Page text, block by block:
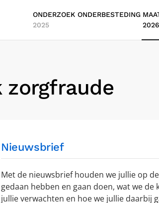
ONDERZOEK ONDERBESTEDING
2025
2026
zorgfraude
Nieuwsbrief
Met de nieuwsbrief houden we jullie op
gedaan hebben en gaan doen, wat we de
jullie verwachten en hoe we jullie daarbij